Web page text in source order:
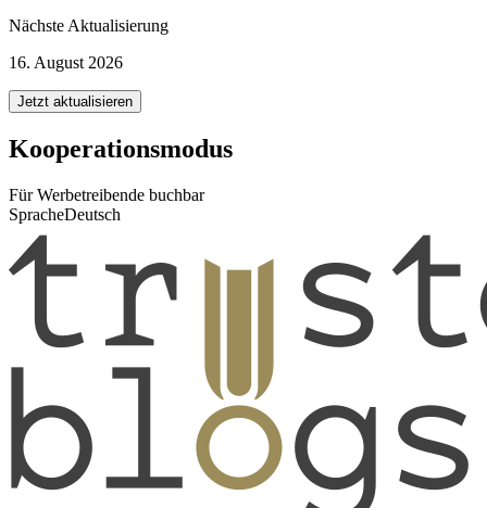
Nächste Aktualisierung
16. August 2026
Jetzt aktualisieren
Kooperationsmodus
Für Werbetreibende buchbar
SpracheDeutsch